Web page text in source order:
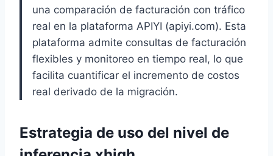
una comparación de facturación con tráfico
real en la plataforma APIYI (apiyi.com). Esta
plataforma admite consultas de facturación
flexibles y monitoreo en tiempo real, lo que
facilita cuantificar el incremento de costos
real derivado de la migración.
Estrategia de uso del nivel de